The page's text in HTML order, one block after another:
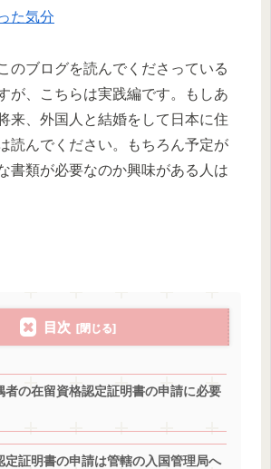
た気分
のブログを読んでくださっている
が、こちらは実践編です。もしあ
来、外国人と結婚をして日本に住
読んでください。もちろん予定が
書類が必要なのか興味がある人は
目次
者の在留資格認定証明書の申請に必要
定証明書の申請は管轄の入国管理局へ